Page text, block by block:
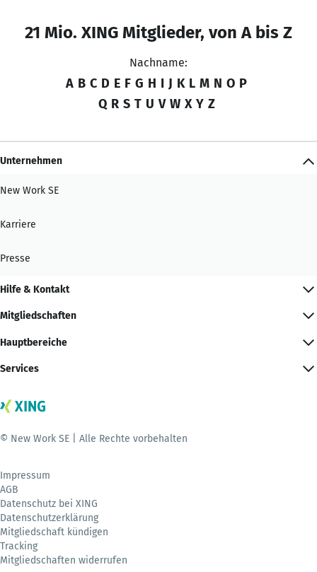
21 Mio. XING Mitglieder, von A bis Z
Nachname:
A B C D E F G H I J K L M N O P
Q R S T U V W X Y Z
Unternehmen
New Work SE
Karriere
Presse
Hilfe & Kontakt
Mitgliedschaften
Hauptbereiche
Services
© New Work SE | Alle Rechte vorbehalten
Impressum
AGB
Datenschutz bei XING
Datenschutzerklärung
Mitgliedschaft kündigen
Tracking
Mitgliedschaften widerrufen